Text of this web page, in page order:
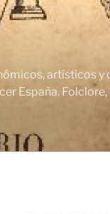
artísticos
España.